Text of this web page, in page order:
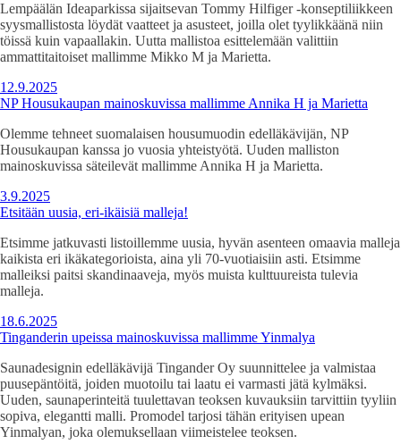
Lempäälän Ideaparkissa sijaitsevan Tommy Hilfiger -konseptiliikkeen
syysmallistosta löydät vaatteet ja asusteet, joilla olet tyylikkäänä niin
töissä kuin vapaallakin. Uutta mallistoa esittelemään valittiin
ammattitaitoiset mallimme Mikko M ja Marietta.
12.9.2025
NP Housukaupan mainoskuvissa mallimme Annika H ja Marietta
Olemme tehneet suomalaisen housumuodin edelläkävijän, NP
Housukaupan kanssa jo vuosia yhteistyötä. Uuden malliston
mainoskuvissa säteilevät mallimme Annika H ja Marietta.
3.9.2025
Etsitään uusia, eri-ikäisiä malleja!
Etsimme jatkuvasti listoillemme uusia, hyvän asenteen omaavia malleja
kaikista eri ikäkategorioista, aina yli 70-vuotiaisiin asti. Etsimme
malleiksi paitsi skandinaaveja, myös muista kulttuureista tulevia
malleja.
18.6.2025
Tinganderin upeissa mainoskuvissa mallimme Yinmalya
Saunadesignin edelläkävijä Tingander Oy suunnittelee ja valmistaa
puusepäntöitä, joiden muotoilu tai laatu ei varmasti jätä kylmäksi.
Uuden, saunaperinteitä tuulettavan teoksen kuvauksiin tarvittiin tyyliin
sopiva, elegantti malli. Promodel tarjosi tähän erityisen upean
Yinmalyan, joka olemuksellaan viimeistelee teoksen.